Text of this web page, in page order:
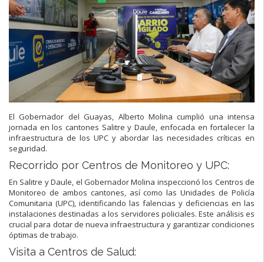
El Gobernador del Guayas, Alberto Molina cumplió una intensa
jornada en los cantones Salitre y Daule, enfocada en fortalecer la
infraestructura de los UPC y abordar las necesidades críticas en
seguridad.
Recorrido por Centros de Monitoreo y UPC:
En Salitre y Daule, el Gobernador Molina inspeccionó los Centros de
Monitoreo de ambos cantones, así como las Unidades de Policía
Comunitaria (UPC), identificando las falencias y deficiencias en las
instalaciones destinadas a los servidores policiales. Este análisis es
crucial para dotar de nueva infraestructura y garantizar condiciones
óptimas de trabajo.
Visita a Centros de Salud: